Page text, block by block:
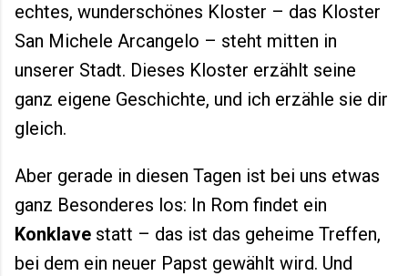
echtes, wunderschönes Kloster – das Kloster
San Michele Arcangelo – steht mitten in
unserer Stadt. Dieses Kloster erzählt seine
ganz eigene Geschichte, und ich erzähle sie dir
gleich.
Aber gerade in diesen Tagen ist bei uns etwas
ganz Besonderes los: In Rom findet ein
Konklave statt – das ist das geheime Treffen,
bei dem ein neuer Papst gewählt wird. Und